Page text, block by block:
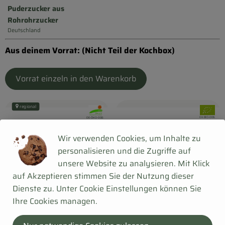
Puderzucker aus
Rohrohrzucker
, Herkunft:
Deutschland
Aus deinem Vorrat: (Nicht Teil der Kochbox)
Vorrat einzeln in den Warenkorb
1 x 6er Pack
eingeplant
, Verband:
, Kontrollstelle:
DE-ÖKO-006
regional ,
, Kontrollstelle:
CH-BIO-006
Wir verwenden Cookies, um Inhalte zu
personalisieren und die Zugriffe auf
unsere Website zu analysieren. Mit Klick
auf Akzeptieren stimmen Sie der Nutzung dieser
Dienste zu. Unter Cookie Einstellungen können Sie
Ihre Cookies managen.